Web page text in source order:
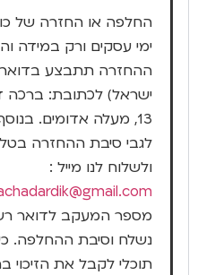
ימי עסקים ורק במידה
ישראל) לכתובת: ברכה
13, מעלה אדומים.
לגבי סיבת ההחזרה
ולשלוח לנו מייל :
מספר המעקב לדואר
נשלח וסיבת ההחלפה.
תוכלי לקבל את הזיכוי